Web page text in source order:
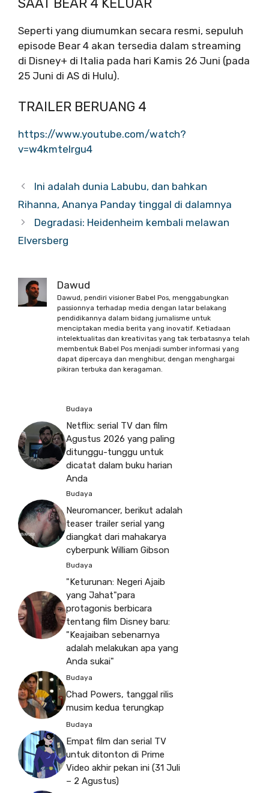
SAAT BEAR 4 KELUAR
Seperti yang diumumkan secara resmi, sepuluh
episode Bear 4 akan tersedia dalam streaming
di Disney+ di Italia pada hari Kamis 26 Juni (pada
25 Juni di AS di Hulu).
TRAILER BERUANG 4
https://www.youtube.com/watch?
v=w4kmtelrgu4
Ini adalah dunia Labubu, dan bahkan
Rihanna, Ananya Panday tinggal di dalamnya
Degradasi: Heidenheim kembali melawan
Elversberg
Dawud
Dawud, pendiri visioner Babel Pos, menggabungkan
passionnya terhadap media dengan latar belakang
pendidikannya dalam bidang jurnalisme untuk
menciptakan media berita yang inovatif. Ketiadaan
intelektualitas dan kreativitas yang tak terbatasnya telah
membentuk Babel Pos menjadi sumber informasi yang
dapat dipercaya dan menghibur, dengan menghargai
pikiran terbuka dan keragaman.
Budaya
Netflix: serial TV dan film
Agustus 2026 yang paling
ditunggu-tunggu untuk
dicatat dalam buku harian
Anda
Budaya
Neuromancer, berikut adalah
teaser trailer serial yang
diangkat dari mahakarya
cyberpunk William Gibson
Budaya
"Keturunan: Negeri Ajaib
yang Jahat"para
protagonis berbicara
tentang film Disney baru:
"Keajaiban sebenarnya
adalah melakukan apa yang
Anda sukai"
Budaya
Chad Powers, tanggal rilis
musim kedua terungkap
Budaya
Empat film dan serial TV
untuk ditonton di Prime
Video akhir pekan ini (31 Juli
– 2 Agustus)